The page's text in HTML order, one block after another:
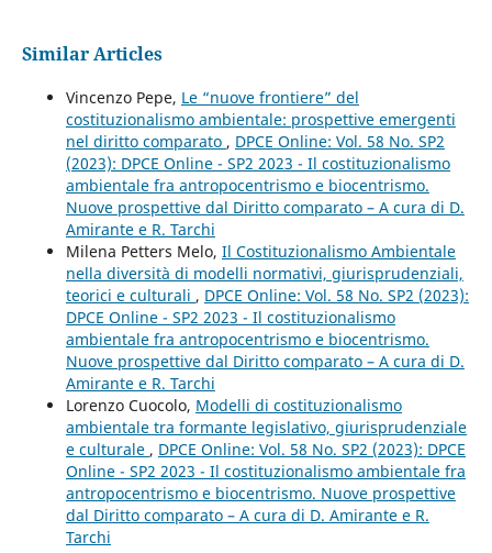
Similar Articles
Vincenzo Pepe, Le “nuove frontiere” del
costituzionalismo ambientale: prospettive emergenti
nel diritto comparato , DPCE Online: Vol. 58 No. SP2
(2023): DPCE Online - SP2 2023 - Il costituzionalismo
ambientale fra antropocentrismo e biocentrismo.
Nuove prospettive dal Diritto comparato – A cura di D.
Amirante e R. Tarchi
Milena Petters Melo, Il Costituzionalismo Ambientale
nella diversità di modelli normativi, giurisprudenziali,
teorici e culturali , DPCE Online: Vol. 58 No. SP2 (2023):
DPCE Online - SP2 2023 - Il costituzionalismo
ambientale fra antropocentrismo e biocentrismo.
Nuove prospettive dal Diritto comparato – A cura di D.
Amirante e R. Tarchi
Lorenzo Cuocolo, Modelli di costituzionalismo
ambientale tra formante legislativo, giurisprudenziale
e culturale , DPCE Online: Vol. 58 No. SP2 (2023): DPCE
Online - SP2 2023 - Il costituzionalismo ambientale fra
antropocentrismo e biocentrismo. Nuove prospettive
dal Diritto comparato – A cura di D. Amirante e R.
Tarchi